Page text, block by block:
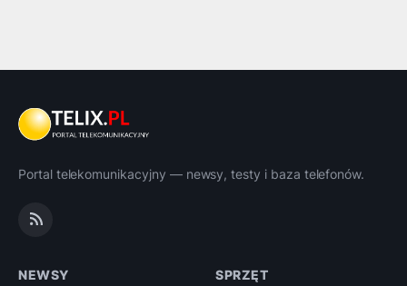
Portal telekomunikacyjny — newsy, testy i baza telefonów.
NEWSY SPRZĘT